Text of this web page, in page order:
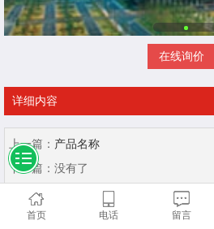
在线询价
详细内容
上一篇： 产品名称
下一篇： 没有了
首页 电话 留言